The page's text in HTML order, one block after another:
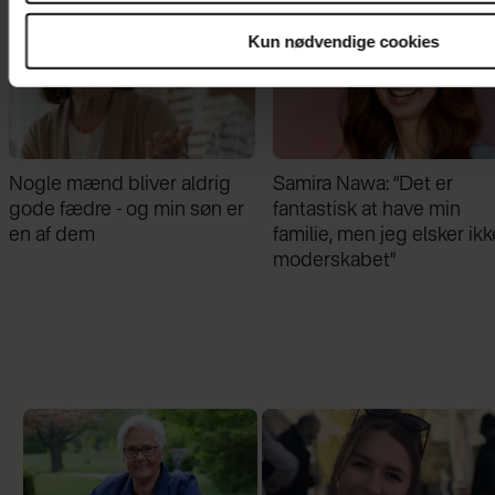
Kun nødvendige cookies
Nogle mænd bliver aldrig
gode fædre - og min søn er
en af dem
Samira Nawa: ”Det er
fantastisk at have min
familie, men jeg elsker
moderskabet”